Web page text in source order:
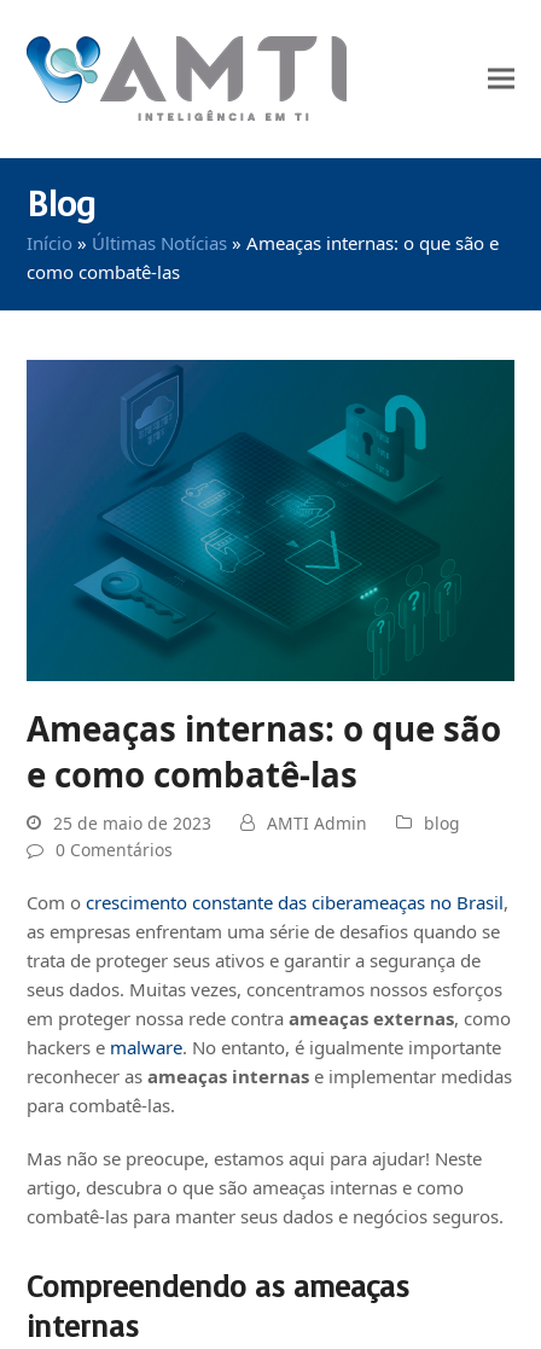
Blog
Início » Últimas Notícias »Ameaças internas: o que são e
como combatê-las
Ameaças internas: o que são
e como combatê-las
25 de maio de 2023 AMTI Admin
blog
0 Comentários
Com ocrescimento constante das ciberameaças no Brasil,
as empresas enfrentam uma série de desafios quando se
trata de proteger seus ativos e garantir a segurança de
seus dados. Muitas vezes, concentramos nossos esforços
em proteger nossa rede contraameaças externas, como
hackers e malware. No entanto, é igualmente importante
reconhecer asameaças internas e implementar medidas
para combatê-las.
Mas não se preocupe, estamos aqui para ajudar! Neste
artigo, descubra o que são ameaças internas e como
combatê-las para manter seus dados e negócios seguros.
Compreendendo as ameaças
internas